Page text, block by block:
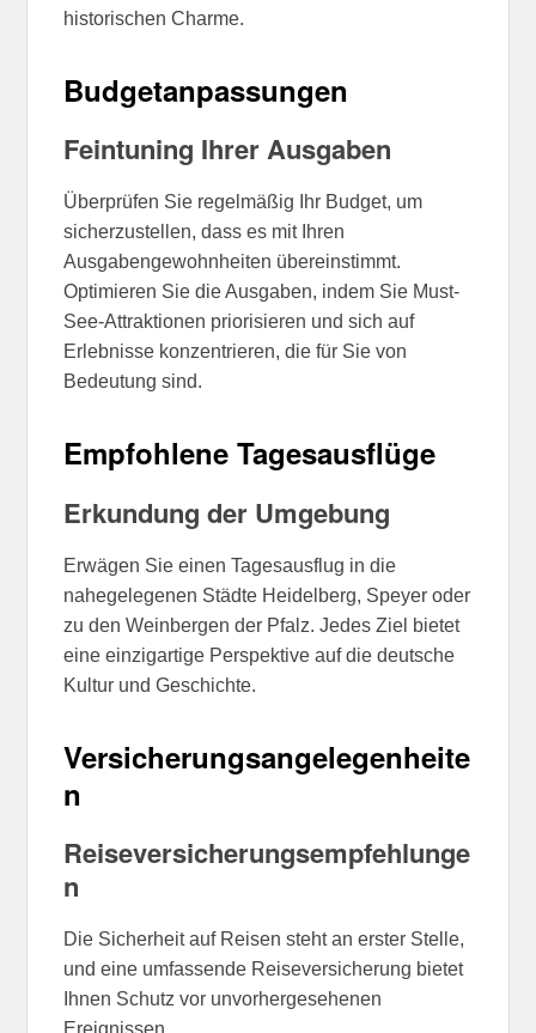
historischen Charme.
Budgetanpassungen
Feintuning Ihrer Ausgaben
Überprüfen Sie regelmäßig Ihr Budget, um
sicherzustellen, dass es mit Ihren
Ausgabengewohnheiten übereinstimmt.
Optimieren Sie die Ausgaben, indem Sie Must-
See-Attraktionen priorisieren und sich auf
Erlebnisse konzentrieren, die für Sie von
Bedeutung sind.
Empfohlene Tagesausflüge
Erkundung der Umgebung
Erwägen Sie einen Tagesausflug in die
nahegelegenen Städte Heidelberg, Speyer oder
zu den Weinbergen der Pfalz. Jedes Ziel bietet
eine einzigartige Perspektive auf die deutsche
Kultur und Geschichte.
Versicherungsangelegenheite
n
Reiseversicherungsempfehlunge
n
Die Sicherheit auf Reisen steht an erster Stelle,
und eine umfassende Reiseversicherung bietet
Ihnen Schutz vor unvorhergesehenen
Ereignissen.